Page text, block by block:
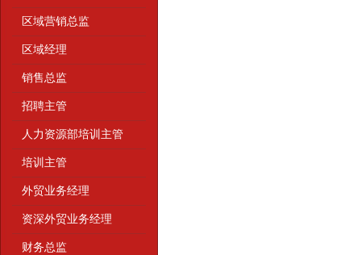
区域营销总监
区域经理
销售总监
招聘主管
人力资源部培训主管
培训主管
外贸业务经理
资深外贸业务经理
财务总监